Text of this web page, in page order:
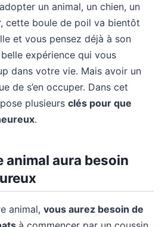
un animal, un chien, un
cette boule de poil va bientôt
et vous pensez déjà à son
belle expérience qui vous
dans votre vie. Mais avoir un
de s’en occuper. Dans cet
plusieurs clés pour que
.
animal aura besoin
animal, vous aurez besoin de